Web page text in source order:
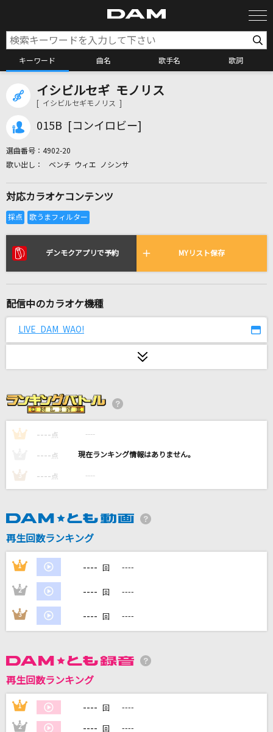
キーワード 曲名 歌手名 歌詞
カラオケ検索
カラオケ店舗検索
リアルタイムで歌われている曲の一覧
恋愛裁判
Sweet Planet
君が代
国歌
米津玄師
林原めぐみ
ぬくもり
川崎鷹也
[生音]Sign
Mr.Children
iLiFE!
[オリカラ]色は匂へど 散りぬるを
幽閉サテライト
イシビルセギ モノリス
[ イシビルセギモノリス ]
015B [コンイロビー]
選曲番号： 4902-20
ベンチ ウィエ ノシンサ
対応カラオケコンテンツ
デンモクアプリで予約 MYリスト保存
配信中のカラオケ機種
LIVE DAM WAO!
1 ---- 点 ----
---- 点 ----
3 ---- 点 ----
再生回数ランキング
1 ---- 回 ----
2 ---- 回 ----
3 ---- 回 ----
再生回数ランキング
1 ---- 回 ----
2 ---- 回 ----